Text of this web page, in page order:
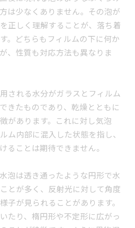
は少なくありません。その泡が
正しく理解することが、落ち着
。どちらもフィルムの下に何か
、性質も対応方法も異なりま
される水分がガラスとフィルム
きたものであり、乾燥とともに
があります。これに対し気泡
ム内部に混入した状態を指し、
ることは期待できません。
泡は透き通ったような円形で水
とが多く、反射光に対して角度
子が見られることがあります。
たり、楕円形や不定形に広がっ